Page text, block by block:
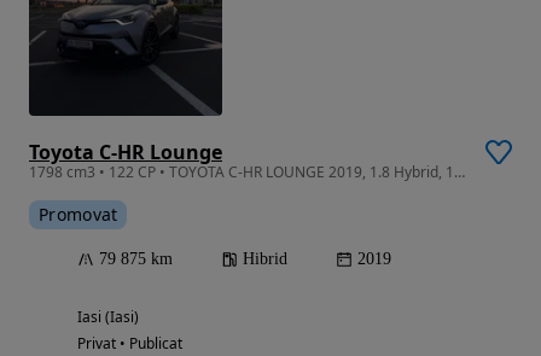
Toyota C-HR Lounge
1798 cm3 • 122 CP • TOYOTA C-HR LOUNGE 2019, 1.8 Hybrid, 122CP, 79.875km
Promovat
79 875 km Hibrid 2019
Iasi (Iasi)
Privat • Publicat